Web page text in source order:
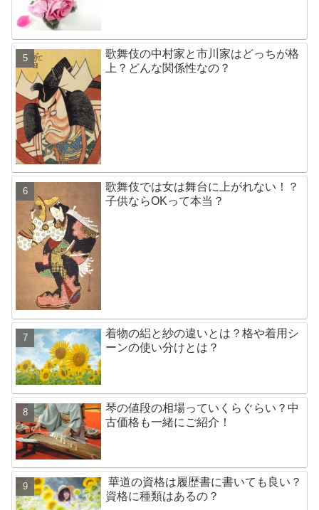
歌舞伎の中村家と市川家はどっちが格
上？どんな関係性なの？
歌舞伎では女は舞台に上がれない！？
子供ならOKって本当？
着物の絽と紗の違いとは？格や着用シ
ーンの使い分けとは？
琴の値段の相場っていくらぐらい？中
古価格も一緒にご紹介！
華道の資格は履歴書に書いても良い？
資格に種類はあるの？